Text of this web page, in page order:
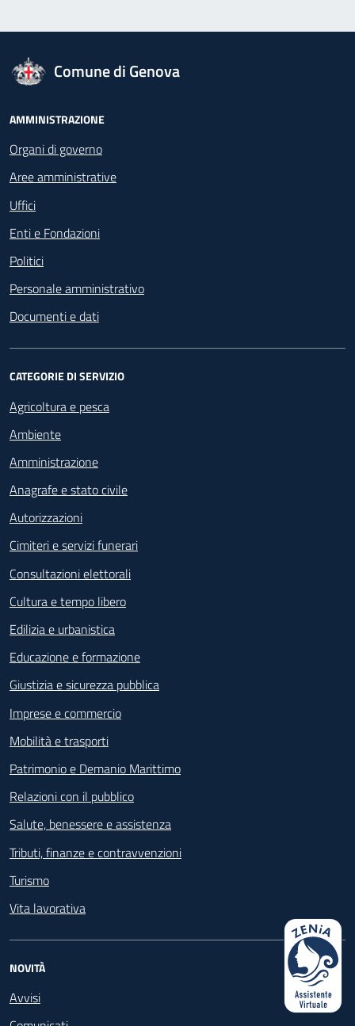
logo Unione Europea
Comune di Genova
Footer - Navigazione
AMMINISTRAZIONE
Organi di governo
Aree amministrative
Uffici
Enti e Fondazioni
Politici
Personale amministrativo
Documenti e dati
CATEGORIE DI SERVIZIO
Agricoltura e pesca
Ambiente
Amministrazione
Anagrafe e stato civile
Autorizzazioni
Cimiteri e servizi funerari
Consultazioni elettorali
Cultura e tempo libero
Edilizia e urbanistica
Educazione e formazione
Giustizia e sicurezza pubblica
Imprese e commercio
Mobilità e trasporti
Patrimonio e Demanio Marittimo
Relazioni con il pubblico
Salute, benessere e assistenza
Tributi, finanze e contravvenzioni
Turismo
Vita lavorativa
NOVITÀ
Avvisi